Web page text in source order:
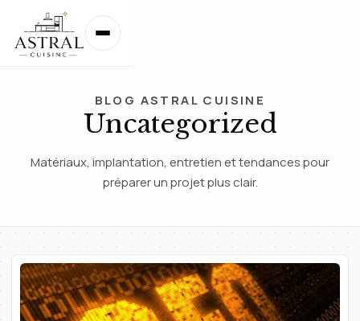
BLOG ASTRAL CUISINE
Uncategorized
Matériaux, implantation, entretien et tendances pour
préparer un projet plus clair.